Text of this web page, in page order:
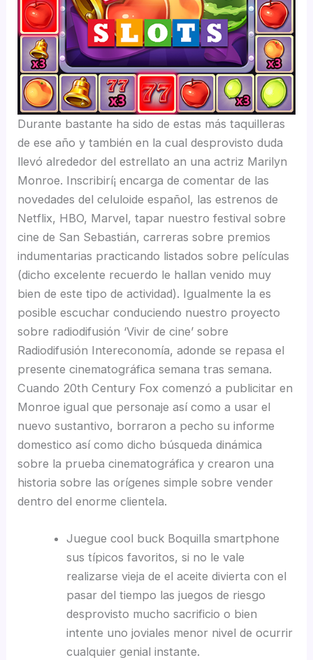
Durante bastante ha sido de estas más taquilleras
de ese año y también en la cual desprovisto duda
llevó alrededor del estrellato an una actriz Marilyn
Monroe. Inscribirí¡ encarga de comentar de las
novedades del celuloide español, las estrenos de
Netflix, HBO, Marvel, tapar nuestro festival sobre
cine de San Sebastián, carreras sobre premios
indumentarias practicando listados sobre películas
(dicho excelente recuerdo le hallan venido muy
bien de este tipo de actividad). Igualmente la es
posible escuchar conduciendo nuestro proyecto
sobre radiodifusión ‘Vivir de cine’ sobre
Radiodifusión Intereconomía, adonde se repasa el
presente cinematográfica semana tras semana.
Cuando 20th Century Fox comenzó a publicitar en
Monroe igual que personaje así­ como a usar el
nuevo sustantivo, borraron a pecho su informe
domestico así­ como dicho búsqueda dinámica
sobre la prueba cinematográfica y crearon una
historia sobre las orígenes simple sobre vender
dentro del enorme clientela.
Juegue cool buck Boquilla smartphone
sus típicos favoritos, si no le vale
realizarse vieja de el aceite divierta con el
pasar del tiempo las juegos de riesgo
desprovisto mucho sacrificio o bien
intente uno joviales menor nivel de ocurrir
cualquier genial instante.